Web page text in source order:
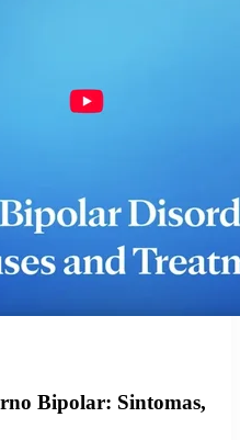
Bipolar: Sintomas,